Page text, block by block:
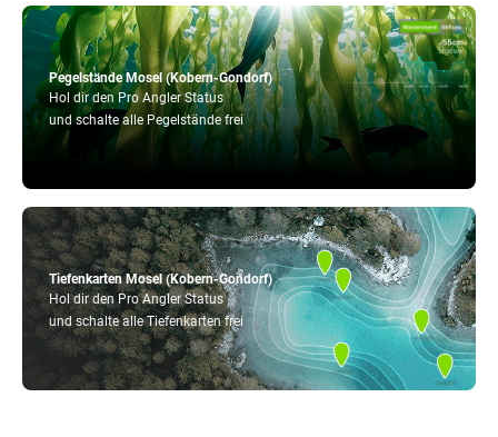
Tiefenkarten Mosel (Kobern-Gondorf)
Hol dir den Pro Angler Status
und schalte alle Tiefenkarten frei
Pegelstände Mosel (Kobern-Gondorf)
Hol dir den Pro Angler Status
und schalte alle Pegelstände frei